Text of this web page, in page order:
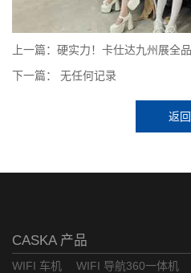
上一篇：硬实力！卡仕达九州展全
下一篇： 无任何记录
返回
CASKA 产品
WIFI 车机 WIFI 导航360一体机